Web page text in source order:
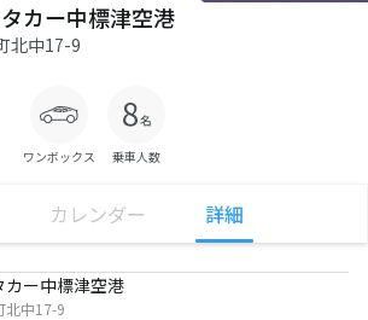
カー中標津空港
北中17-9
ワンボックス 乗車人数
カレンダー 詳細
カー中標津空港
北中17-9